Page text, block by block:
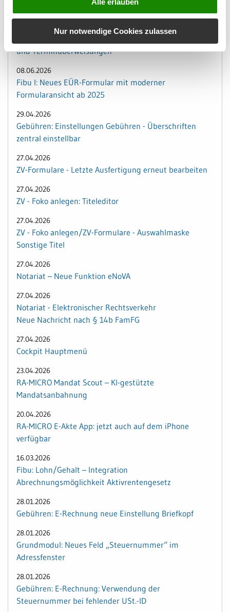
Alle erlauben
Nur notwendige Cookies zulassen
Zahlungen: Überweisungen - Erweiterung um Echtzeit-
und Terminüberweisungen
08.06.2026
Fibu I: Neues EÜR-Formular mit moderner
Formularansicht ab 2025
29.04.2026
Gebühren: Einstellungen Gebühren - Überschriften
zentral einstellbar
27.04.2026
ZV-Formulare - Letzte Ausfertigung erneut bearbeiten
27.04.2026
ZV - Foko anlegen: Titeleditor
27.04.2026
ZV - Foko anlegen/ZV-Formulare - Auswahlmaske
Sonstige Titel
27.04.2026
Notariat – Neue Funktion eNoVA
27.04.2026
Notariat - Elektronischer Rechtsverkehr
Neue Nachricht nach § 14b FamFG
27.04.2026
Cockpit Hauptmenü
23.04.2026
RA-MICRO Mandat Scout – KI-gestützte
Mandatsanbahnung
20.04.2026
RA-MICRO E-Akte App: jetzt auch auf dem iPhone
verfügbar
16.03.2026
Fibu: Lohn/Gehalt – Integration
Abrechnungsmöglichkeit Aktivrentengesetz
28.01.2026
Gebühren: E-Rechnung neue Einstellung Briefkopf
28.01.2026
Grundmodul: Neues Feld „Steuernummer“ im
Adressfenster
28.01.2026
Gebühren: E-Rechnung: Verwendung der
Steuernummer bei fehlender USt.-ID